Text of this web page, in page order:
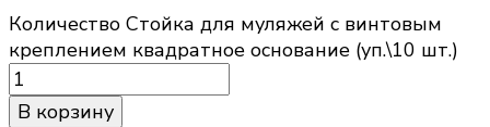
Количество Стойка для муляжей с винтовым
креплением квадратное основание (уп.\10 шт.)
В корзину